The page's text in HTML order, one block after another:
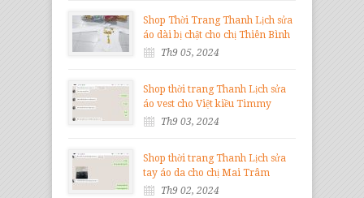
Shop Thời Trang Thanh Lịch sửa
áo dài bị chật cho chị Thiên Bình
Th9 05, 2024
Shop thời trang Thanh Lịch sửa
áo vest cho Việt kiều Timmy
Th9 03, 2024
Shop thời trang Thanh Lịch sửa
tay áo da cho chị Mai Trâm
Th9 02, 2024